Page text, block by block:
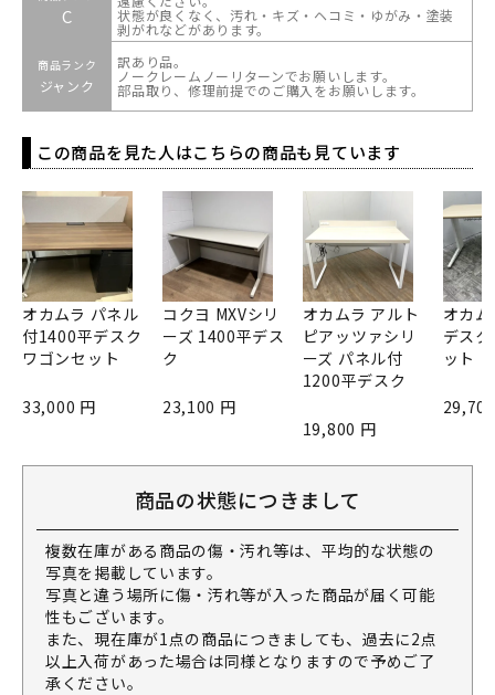
C 状態が良くなく、汚れ・キズ・ヘコミ・ゆがみ・塗装
剥がれなどがあります。
商品ランク
ジャンク
訳あり品。
ノークレームノーリターンでお願いします。
部品取り、修理前提でのご購入をお願いします。
この商品を見た人はこちらの商品も見ています
オカムラ パネル
付1400平デスク
ワゴンセット
33,000 円
コクヨ MXVシリ
ーズ 1400平デス
ク
23,100 円
オカムラ アルト
ピアッツァシリ
ーズ パネル付
1200平デスク
19,800 円
オカ
デス
ット
商品の状態につきまして
複数在庫がある商品の傷・汚れ等は、平均的な状態の
写真を掲載しています。
写真と違う場所に傷・汚れ等が入った商品が届く可能
性もございます。
また、現在庫が1点の商品につきましても、過去に2点
以上入荷があった場合は同様となりますので予めご了
承ください。